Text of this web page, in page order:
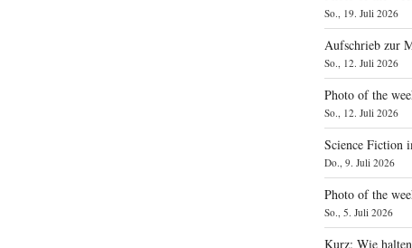
So., 19. Juli 2026
Aufschrieb zur
So., 12. Juli 2026
Photo of the
So., 12. Juli 2026
Science Fiction
Do., 9. Juli 2026
Photo of the
So., 5. Juli 2026
Kurz: Wie